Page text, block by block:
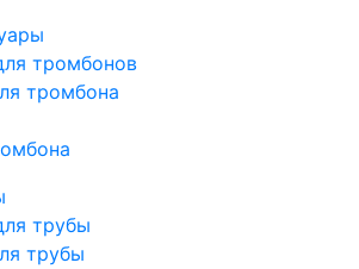
тромбонов
тромбона
трубы
трубы